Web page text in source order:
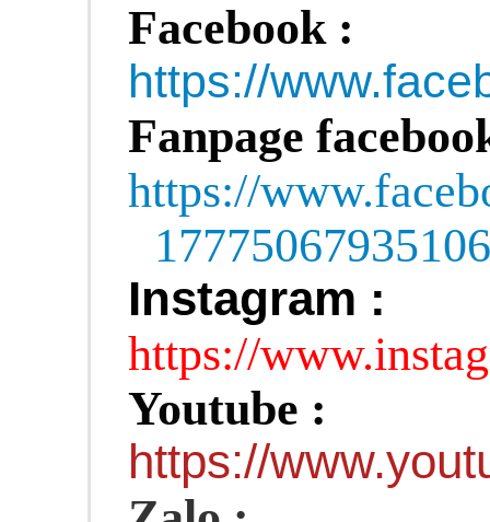
Facebook :
https://
Fanpage
https://
Instagram :
https://
Youtube :
https://